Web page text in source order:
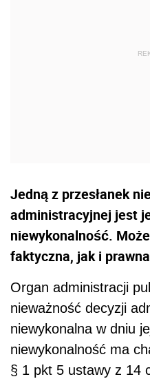
Jedną z przesłanek
administracyjnej jest
niewykonalność.
faktyczna, jak i
Organ administracji
nieważność decyzji
niewykonalna w dniu
niewykonalność ma
§ 1 pkt 5 ustawy z 14